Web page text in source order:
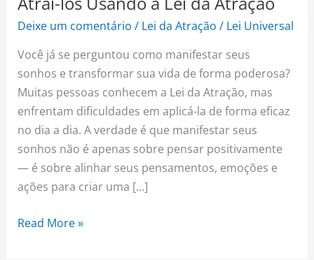
Deixe um comentário / Lei da Atração / Lei Universal
Você já se perguntou como manifestar seus
sonhos e transformar sua vida de forma poderosa?
Muitas pessoas conhecem a Lei da Atração, mas
enfrentam dificuldades em aplicá-la de forma eficaz
no dia a dia. A verdade é que manifestar seus
sonhos não é apenas sobre pensar positivamente
— é sobre alinhar seus pensamentos, emoções e
ações para criar uma […]
Read More »